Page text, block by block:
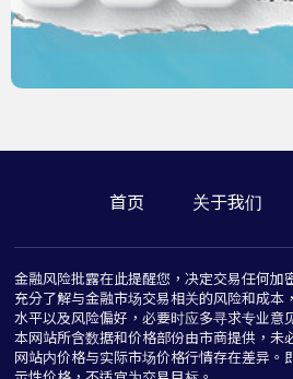
首页 关于我们
金融风险批露在此提醒您，决定交易任何加
充分了解与金融市场交易相关的风险和成本
水平以及风险偏好，必要时应多寻求专业意
本网站所含数据和价格部份由市商提供，未
网站内价格与实际市场价格行情存在差异。